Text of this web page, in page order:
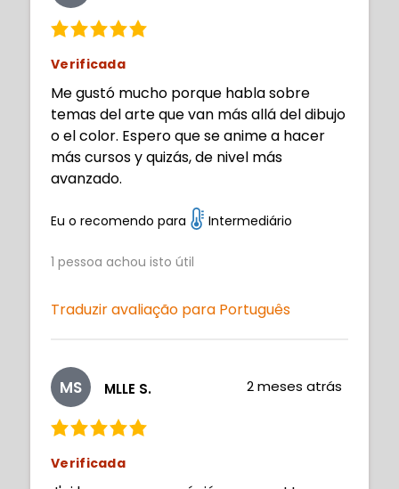
Verificada
Me gustó mucho porque habla sobre
temas del arte que van más allá del dibujo
o el color. Espero que se anime a hacer
más cursos y quizás, de nivel más
avanzado.
Eu o recomendo para Intermediário
1 pessoa achou isto útil
Traduzir avaliação para Português
MS MLLE S. 2 meses atrás
Verificada